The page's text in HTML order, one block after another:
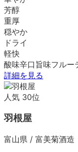
芳醇
重厚
穏やか
ドライ
軽快
酸味辛口 旨味フルー
詳細を見る
人気 30位
羽根屋
富山県 / 富美菊酒造